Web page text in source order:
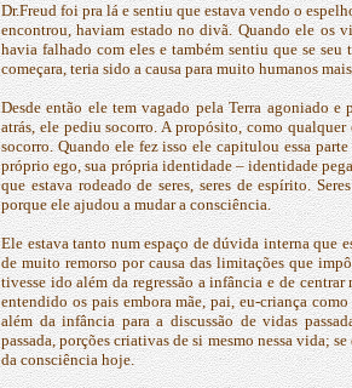
Dr.Freud foi pra lá e sentiu que estava vendo o
encontrou, haviam estado no divã. Quando ele os
havia falhado com eles e também sentiu que se
começara, teria sido a causa para muito humanos
Desde então ele tem vagado pela Terra agoniado
atrás, ele pediu socorro. A propósito, como
socorro. Quando ele fez isso ele capitulou essa
próprio ego, sua própria identidade – identidade
que estava rodeado de seres, seres de espírito.
porque ele ajudou a mudar a consciência.
Ele estava tanto num espaço de dúvida interna que
de muito remorso por causa das limitações que
tivesse ido além da regressão a infância e de
entendido os pais embora mãe, pai, eu-criança
além da infância para a discussão de vidas
passada, porções criativas de si mesmo nessa vida;
da consciência hoje.